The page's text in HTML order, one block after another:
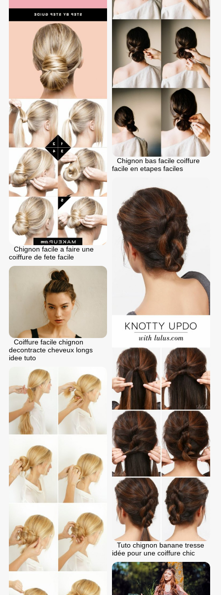
Chignon bas facile coiffure
facile en etapes faciles
Chignon facile a faire une
coiffure de fete facile
Tuto chignon banane tresse
idée pour une coiffure chic
Coiffure facile chignon
decontracte cheveux longs
idee tuto